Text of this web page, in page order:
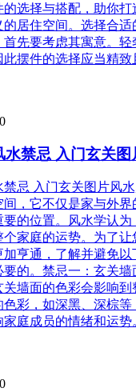
选择与搭配，助你
的居住空间。选择合
先要考虑其寓意。
摆件的选择应当精致
水禁忌 入门玄关图
忌 入门玄关图片风
，它不仅是家与外界
要的位置。风水学认
家庭的运势。为了让
加亨通，了解并避免
要的。禁忌一：玄关
墙面的色彩会影响到
彩，如深黑、深棕
庭成员的情绪和运